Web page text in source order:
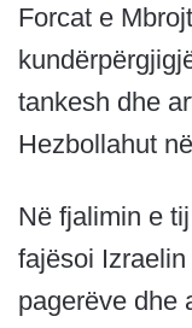
Forcat e
tankesh dhe
Hezbollahut
Në fjalimin e
fajësoi
pagerëve dhe